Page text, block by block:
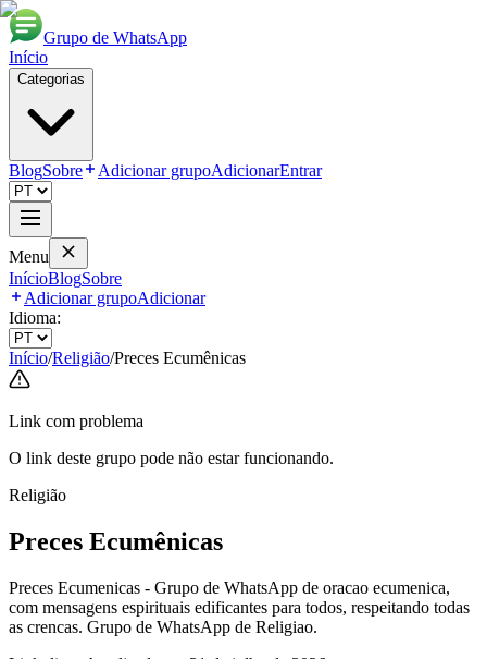
Grupo de WhatsApp
Início
Categorias
BlogSobre Adicionar grupoAdicionarEntrar
Menu
InícioBlogSobre
Adicionar grupoAdicionar
Idioma:
Início/Religião/Preces Ecumênicas
Link com problema
O link deste grupo pode não estar funcionando.
Religião
Preces Ecumênicas
Preces Ecumenicas - Grupo de WhatsApp de oracao ecumenica,
com mensagens espirituais edificantes para todos, respeitando todas
as crencas. Grupo de WhatsApp de Religiao.